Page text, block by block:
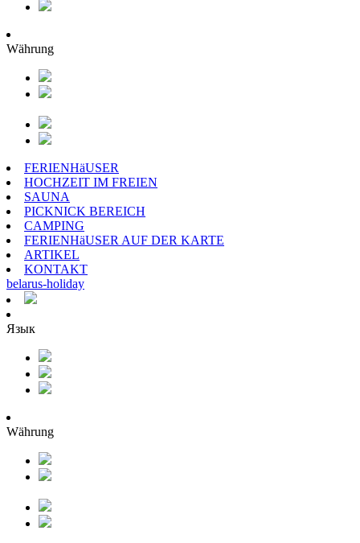
Währung
FERIENHäUSER
HOCHZEIT IM FREIEN
SAUNA
PICKNICK BEREICH
CAMPING
FERIENHäUSER AUF DER KARTE
ARTIKEL
KONTAKT
belarus-holiday
Язык
Währung